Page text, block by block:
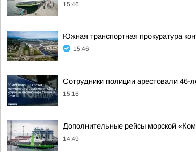
15:46
Южная транспортная прокуратура
15:46
Сотрудники полиции арестовали 46-
15:16
Дополнительные рейсы морской
14:49